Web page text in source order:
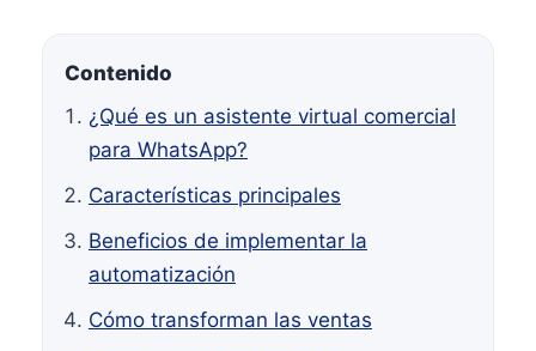
Contenido
¿Qué es un asistente virtual comercial
para WhatsApp?
Características principales
Beneficios de implementar la
automatización
Cómo transforman las ventas